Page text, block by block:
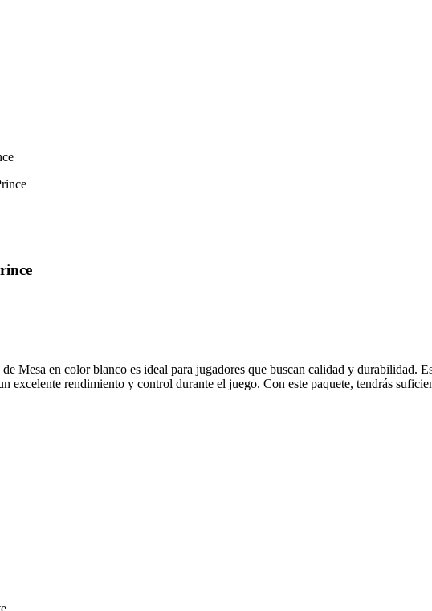
Mesa en color blanco es ideal para jugadores que buscan calidad y durabilidad.
excelente rendimiento y control durante el juego. Con este paquete, tendrás